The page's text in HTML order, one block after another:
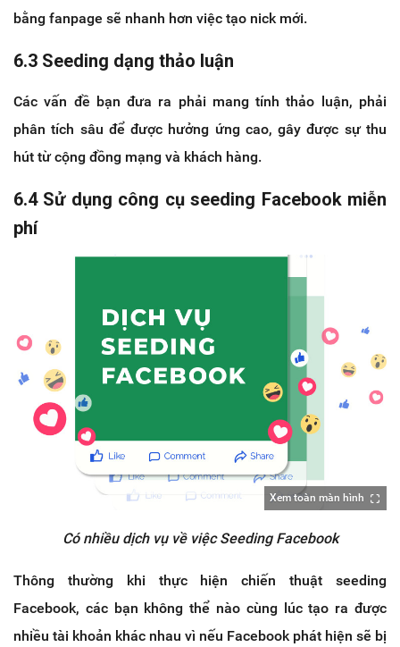
bằng fanpage sẽ nhanh hơn việc tạo nick mới.
6.3 Seeding dạng thảo luận
Các vấn đề bạn đưa ra phải mang tính thảo luận, phải
phân tích sâu để được hưởng ứng cao, gây được sự thu
hút từ cộng đồng mạng và khách hàng.
6.4 Sử dụng công cụ seeding Facebook miễn
phí
Xem toàn màn hình
Có nhiều dịch vụ về việc Seeding Facebook
Thông thường khi thực hiện chiến thuật seeding
Facebook, các bạn không thể nào cùng lúc tạo ra được
nhiều tài khoản khác nhau vì nếu Facebook phát hiện sẽ bị